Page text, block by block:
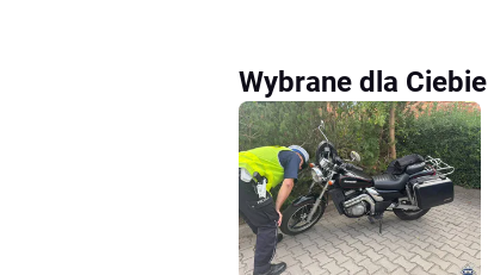
Wybrane dla Ciebie